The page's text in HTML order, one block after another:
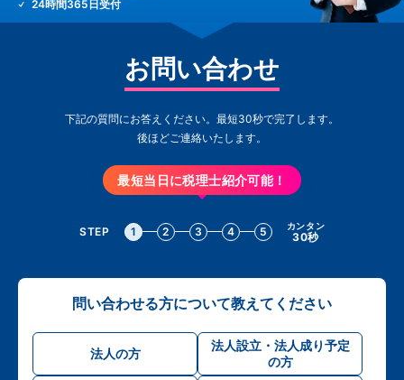
24時間365日受付
お問い合わせ
下記の質問にお答えください。最短30秒で完了します。
後ほどご連絡いたします。
最短当日に税理士紹介可能！
STEP 1 2 3 4 5 カンタン
30秒
問い合わせる方について教えてください
法人の方
法人設立・法人成り予定
の方